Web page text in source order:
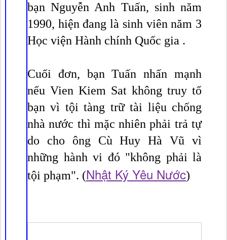
bạn Nguyễn Anh Tuấn, sinh năm
1990, hiện đang là sinh viên năm 3
Học viện Hành chính Quốc gia .
Cuối đơn, bạn Tuấn nhấn mạnh
nếu Vien Kiem Sat không truy tố
bạn vì tội tàng trữ tài liệu chống
nhà nước thì mặc nhiên phải trả tự
do cho ông Cù Huy Hà Vũ vì
những hành vi đó "không phải là
tội phạm". (Nhật Ký Yêu Nước)